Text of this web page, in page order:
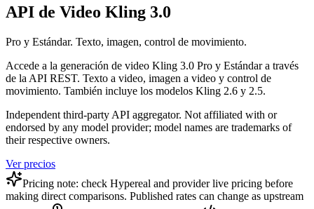
API de Video Kling 3.0
Pro y Estándar. Texto, imagen, control de movimiento.
Accede a la generación de video Kling 3.0 Pro y Estándar a través
de la API REST. Texto a video, imagen a video y control de
movimiento. También incluye los modelos Kling 2.6 y 2.5.
Independent third-party API aggregator. Not affiliated with or
endorsed by any model provider; model names are trademarks of
their respective owners.
Ver precios
Pricing note: check Hypereal and provider live pricing before
making direct comparisons. Published rates can change as upstream